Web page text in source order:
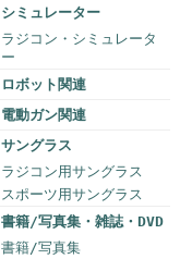
シミュレーター
ラジコン・シミュレータ
ー
ロボット関連
電動ガン関連
サングラス
ラジコン用サングラス
スポーツ用サングラス
書籍/写真集・雑誌・DVD
書籍/写真集